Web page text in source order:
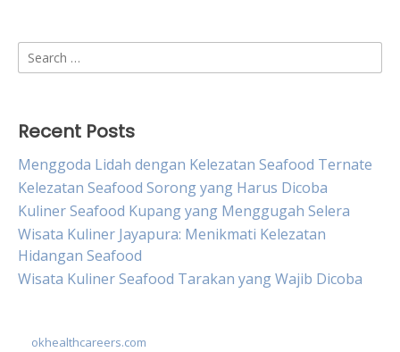
Search
for:
Recent Posts
Menggoda Lidah dengan Kelezatan Seafood Ternate
Kelezatan Seafood Sorong yang Harus Dicoba
Kuliner Seafood Kupang yang Menggugah Selera
Wisata Kuliner Jayapura: Menikmati Kelezatan
Hidangan Seafood
Wisata Kuliner Seafood Tarakan yang Wajib Dicoba
okhealthcareers.com